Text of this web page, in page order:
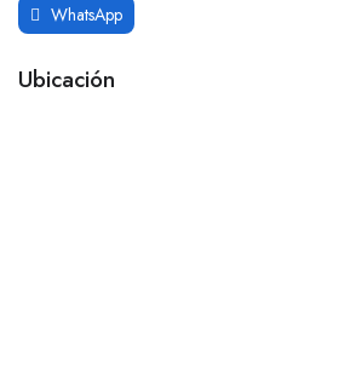
WhatsApp
Ubicación